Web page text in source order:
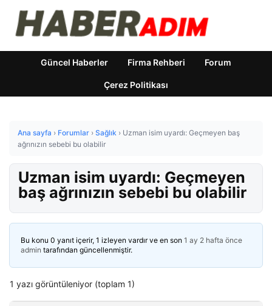
Güncel Haberler Firma Rehberi Forum
Çerez Politikası
Ana sayfa › Forumlar › Sağlık › Uzman isim uyardı: Geçmeyen baş
ağrınızın sebebi bu olabilir
Uzman isim uyardı: Geçmeyen
baş ağrınızın sebebi bu olabilir
Bu konu 0 yanıt içerir, 1 izleyen vardır ve en son 1 ay 2 hafta önce
admin tarafından güncellenmiştir.
1 yazı görüntüleniyor (toplam 1)